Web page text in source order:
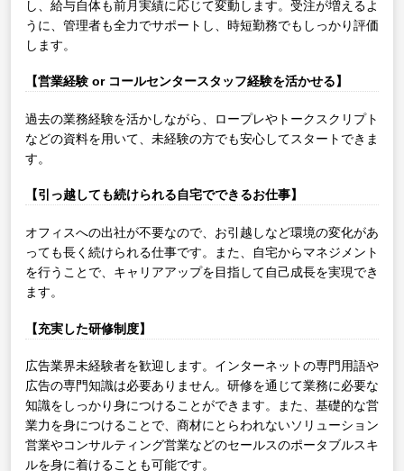
し、給与自体も前月実績に応じて変動します。受注が増えるよ
うに、管理者も全力でサポートし、時短勤務でもしっかり評価
します。
【営業経験 or コールセンタースタッフ経験を活かせる】
過去の業務経験を活かしながら、ロープレやトークスクリプト
などの資料を用いて、未経験の方でも安心してスタートできま
す。
【引っ越しても続けられる自宅でできるお仕事】
オフィスへの出社が不要なので、お引越しなど環境の変化があ
っても長く続けられる仕事です。また、自宅からマネジメント
を行うことで、キャリアアップを目指して自己成長を実現でき
ます。
【充実した研修制度】
広告業界未経験者を歓迎します。インターネットの専門用語や
広告の専門知識は必要ありません。研修を通じて業務に必要な
知識をしっかり身につけることができます。また、基礎的な営
業力を身につけることで、商材にとらわれないソリューション
営業やコンサルティング営業などのセールスのポータブルスキ
ルを身に着けることも可能です。